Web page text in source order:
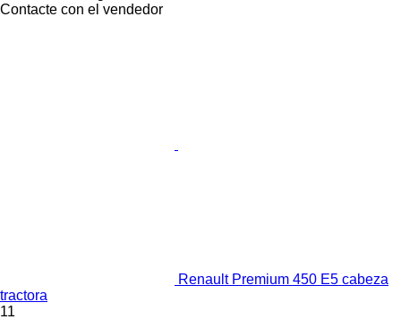
Contacte con el vendedor
Renault Premium 450 E5 cabeza
tractora
11